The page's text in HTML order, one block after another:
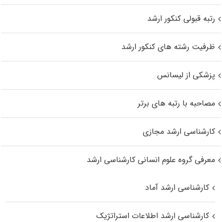
رتبه قبولی کنکور ارشد
ظرفیت رشته های کنکور ارشد
پزشکی از لیسانس
مصاحبه با رتبه های برتر
کارشناسی ارشد مجازی
معرفی گروه علوم انسانی کارشناسی ارشد
کارشناسی ارشد آماد
کارشناسی ارشد اطلاعات استراتژیک